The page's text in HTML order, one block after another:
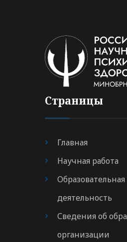
Страницы
Главная
Научная работа
Образовательная
деятельность
Сведения об
организации